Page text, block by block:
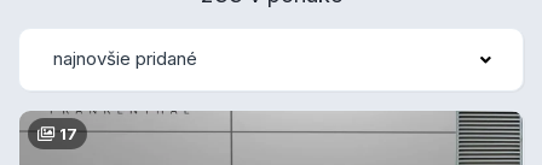
najnovšie pridané
17